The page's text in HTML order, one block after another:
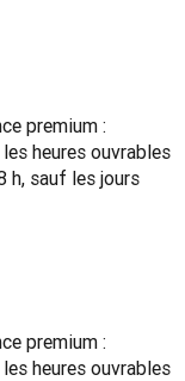
premium :
heures ouvrables
h, sauf les jours
premium :
heures ouvrables